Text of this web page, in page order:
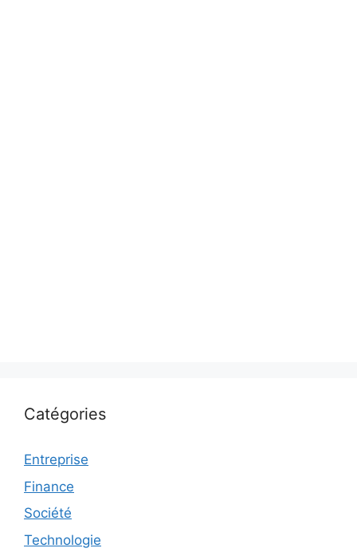
Catégories
Entreprise
Finance
Société
Technologie